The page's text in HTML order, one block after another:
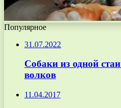
Популярное
31.07.2022
Собаки из одной
волков
11.04.2017